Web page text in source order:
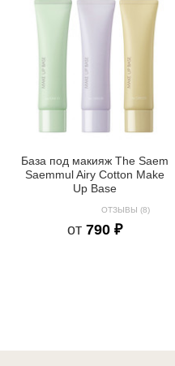
База под макияж The Saem
Saemmul Airy Cotton Make
Up Base
ОТЗЫВЫ (8)
от790 ₽